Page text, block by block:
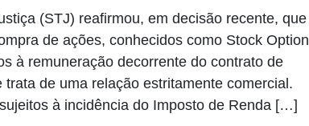
(STJ) reafirmou, em decisão recente, que
de ações, conhecidos como Stock Option
à remuneração decorrente do contrato de
de uma relação estritamente comercial.
à incidência do Imposto de Renda […]